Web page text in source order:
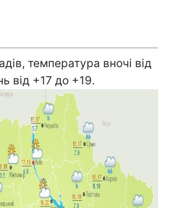
температура вночі від
від +17 до +19.